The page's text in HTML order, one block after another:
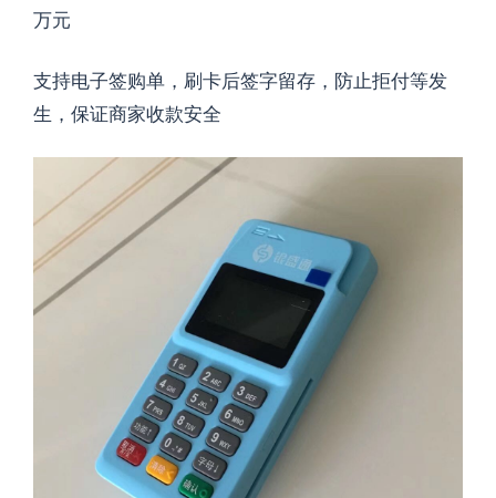
万元
支持电子签购单，刷卡后签字留存，防止拒付等发
生，保证商家收款安全